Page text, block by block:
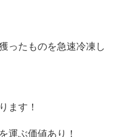
ったものを急速冷凍し
ます！
運ぶ価値あり！